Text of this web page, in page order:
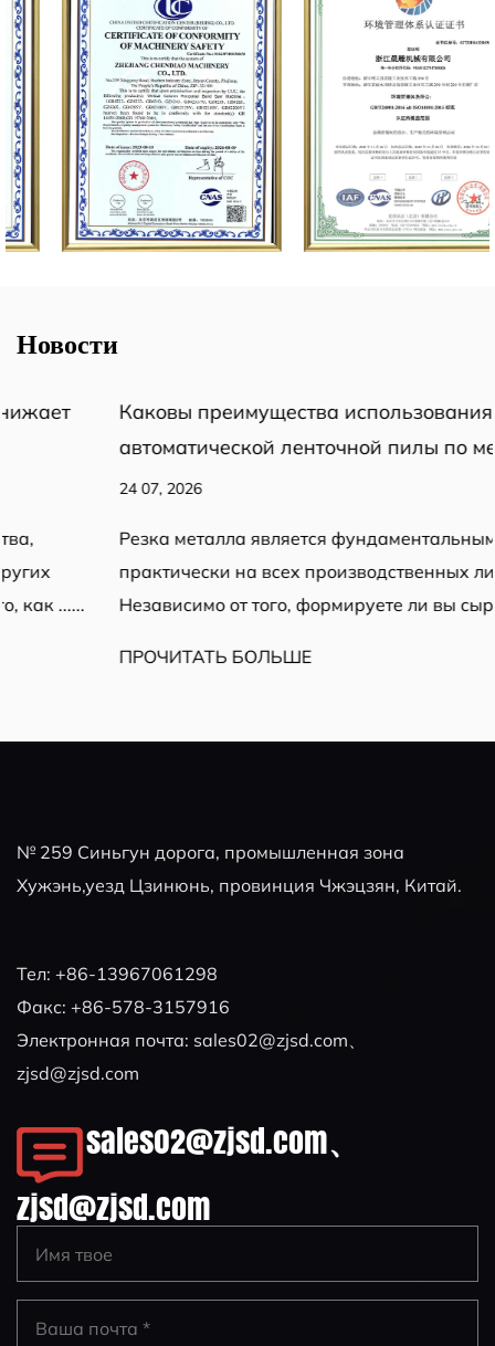
Новости
Каковы преимущества использования
автоматической ленточной пилы по металлу?
Резка металла является фундаментальным этапом
практически на всех производственных линиях.
Независимо от того, формируете ли вы сырье или......
ПРОЧИТАТЬ БОЛЬШЕ
№ 259 Синьгун дорога, промышленная зона
Хужэнь,уезд Цзинюнь, провинция Чжэцзян, Китай.
Тел: +86-13967061298
Факс: +86-578-3157916
Электронная почта: sales02@zjsd.com、
zjsd@zjsd.com
sales02@zjsd.com、
zjsd@zjsd.com